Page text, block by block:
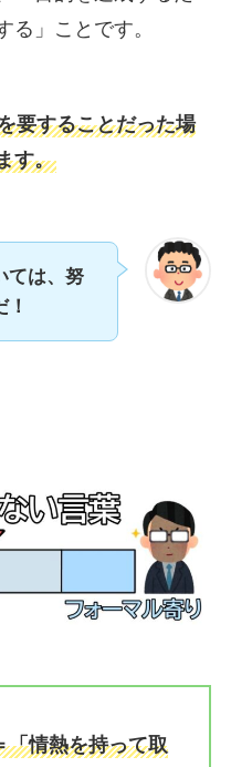
る」ことです。
要することだった場
す。
ては、努
「情熱を持って取